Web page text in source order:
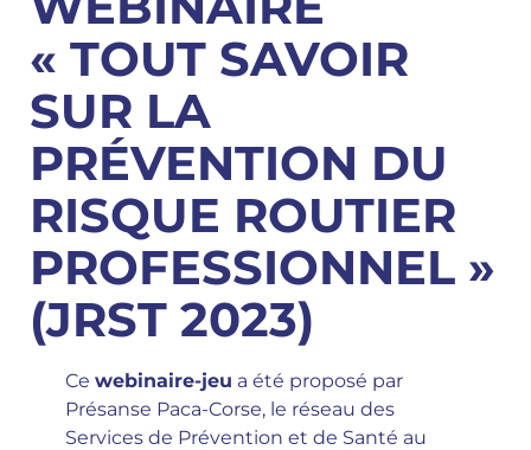
« TOUT SAVOIR
SUR LA
PRÉVENTION DU
RISQUE ROUTIER
PROFESSIONNEL »
(JRST 2023)
Ce webinaire-jeu a été proposé par
Présanse Paca-Corse, le réseau des
Services de Prévention et de Santé au